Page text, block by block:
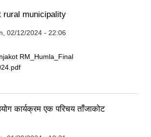
rural municipality
02/12/2024 - 22:06
RM_Humla_Final
कार्यक्रम ‌एक परिचय ताँजाकोट